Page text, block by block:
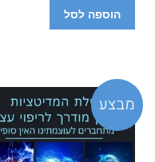
הוספה לסל
מבצע